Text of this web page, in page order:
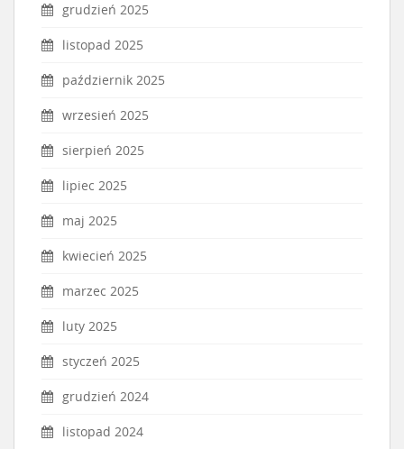
grudzień 2025
listopad 2025
październik 2025
wrzesień 2025
sierpień 2025
lipiec 2025
maj 2025
kwiecień 2025
marzec 2025
luty 2025
styczeń 2025
grudzień 2024
listopad 2024